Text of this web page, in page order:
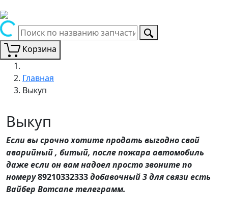
Корзина
Главная
Выкуп
Выкуп
Если вы срочно хотите продать выгодно свой
аварийный , битый, после пожара автомобиль
даже если он вам надоел просто звоните по
номеру89210332333добавочный 3 для связи есть
Вайбер Вотсапе телеграмм.